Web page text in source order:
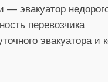
эвакуатор
перевозчика
эвакуатора и